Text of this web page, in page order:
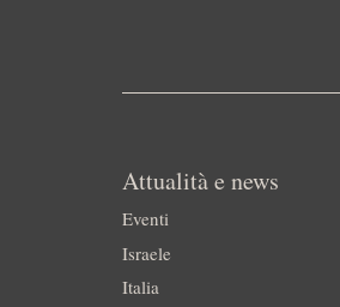
Attualità e news
Eventi
Israele
Italia